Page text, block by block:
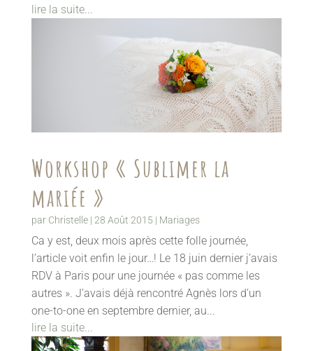
lire la suite...
Workshop « Sublimer la
mariée »
par Christelle| 28 Août 2015 | Mariages
Ca y est, deux mois après cette folle journée,
l’article voit enfin le jour…! Le 18 juin dernier j’avais
RDV à Paris pour une journée « pas comme les
autres ». J’avais déjà rencontré Agnès lors d’un
one-to-one en septembre dernier, au...
lire la suite...